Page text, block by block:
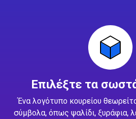
Επιλέξτε τα
Ένα λογότυπο κουρείου
σύμβολα, όπως ψαλίδι, ξυράφια,